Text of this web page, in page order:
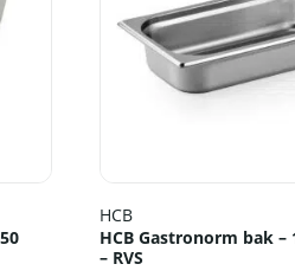
HCB
HCB Gastronorm bak –
– RVS